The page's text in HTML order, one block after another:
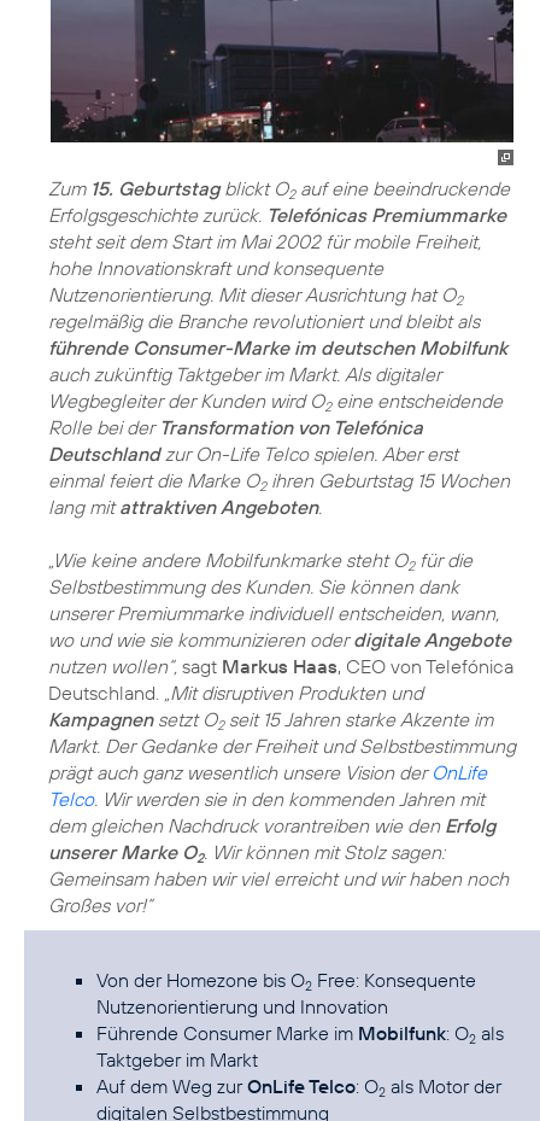
Zum 15. Geburtstagblickt O2auf eine beeindruckende
Erfolgsgeschichte zurück. Telefónicas Premiummarke
steht seit dem Start im Mai 2002 für mobile Freiheit,
hohe Innovationskraft und konsequente
Nutzenorientierung. Mit dieser Ausrichtung hat O2
regelmäßig die Branche revolutioniert und bleibt als
führende Consumer-Marke im deutschen Mobilfunk
auch zukünftig Taktgeber im Markt. Als digitaler
Wegbegleiter der Kunden wird O2eine entscheidende
Rolle bei der Transformation von Telefónica
Deutschlandzur On-Life Telco spielen. Aber erst
einmal feiert die Marke O2ihren Geburtstag 15 Wochen
lang mitattraktiven Angeboten.
„Wie keine andere Mobilfunkmarke steht O2für die
Selbstbestimmung des Kunden. Sie können dank
unserer Premiummarke individuell entscheiden, wann,
wo und wie sie kommunizieren oderdigitale Angebote
nutzen wollen“, sagt Markus Haas, CEO von Telefónica
Deutschland.
„Mit disruptiven Produkten und
Kampagnensetzt O2seit 15 Jahren starke Akzente im
Markt. Der Gedanke der Freiheit und Selbstbestimmung
prägt auch ganz wesentlich unsere Vision der OnLife
Telco. Wir werden sie in den kommenden Jahren mit
dem gleichen Nachdruck vorantreiben wie den Erfolg
unserer Marke O2. Wir können mit Stolz sagen:
Gemeinsam haben wir viel erreicht und wir haben noch
Großes vor!“
Von der Homezone bis O2 Free: Konsequente
Nutzenorientierung und Innovation
Führende Consumer Marke im Mobilfunk: O2 als
Taktgeber im Markt
Auf dem Weg zurOnLife Telco: O2 als Motor der
digitalen Selbstbestimmung